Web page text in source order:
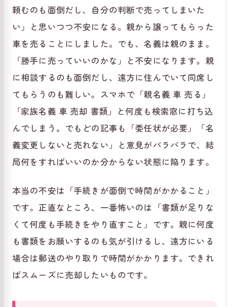
頼むのも面倒だし、自分の判断で売ってしまいた
い」と思いつつ不安になる。親から譲ってもらった
車を売ることにしました。でも、名義は親のまま。
「勝手に売っていいのかな」と不安になります。親
に相談するのも面倒だし、遠方に住んでいて同席し
てもらうのも難しい。スマホで「親名義 車 売る」
「家族名義 車 売却 書類」と何度も検索窓に打ち込
んでしまう。でもどの記事も「委任状が必要」「名
義変更しないと売れない」と意見がバラバラで、結
局何をすればいいのか分からない状態に陥ります。
本当の不安は「手続きが面倒で時間がかかること」
です。正直なところ、一番怖いのは「書類が足りな
くて何度も手続きをやり直すこと」です。親に何度
も書類をお願いするのも気が引けるし、遠方にいる
場合は郵送のやり取りで時間がかかります。できれ
ばスムーズに売却したいものです。